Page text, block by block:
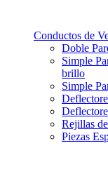
Conductos de
Doble
Simple
brillo
Simple
Rejillas
Piezas